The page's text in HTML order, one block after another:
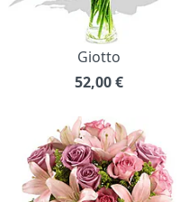
Giotto
52,00€